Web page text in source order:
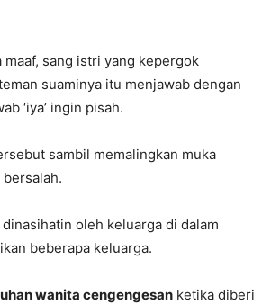
maaf, sang istri yang kepergok
suaminya itu menjawab dengan
‘iya’ ingin pisah.
sambil memalingkan muka
oleh keluarga di dalam
beberapa keluarga.
wanita cengengesan ketika diberi